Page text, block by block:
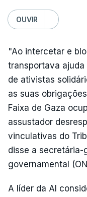
OUVIR
"Ao intercetar e
transportava
de ativistas
as suas
Faixa de Gaza
assustador
vinculativas do
disse a
governamental
A líder da AI